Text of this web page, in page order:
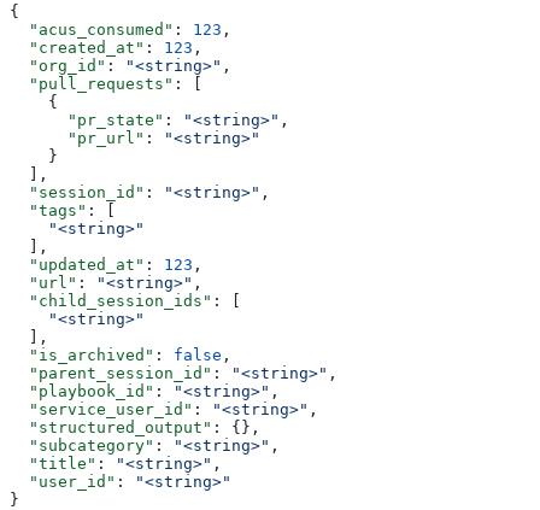
{
  "acus_consumed"
: 123 ,
  "created_at"
: 123 ,
  "org_id"
: "<string>" ,
  "pull_requests"
: [
    {
      "pr_state"
: "<string>" ,
      "pr_url"
:
"<string>"
    }
  ],
  "session_id"
: "<string>" ,
  "tags"
: [
    "<string>"
  ],
  "updated_at"
: 123 ,
  "url"
: "<string>" ,
  "child_session_ids"
: [
    "<string>"
  ],
  "is_archived"
: false ,
  "parent_session_id"
: "<string>" ,
  "playbook_id"
: "<string>" ,
  "service_user_id"
: "<string>" ,
  "structured_output"
: {},
  "subcategory"
: "<string>" ,
  "title"
: "<string>" ,
  "user_id"
:
"<string>"
}